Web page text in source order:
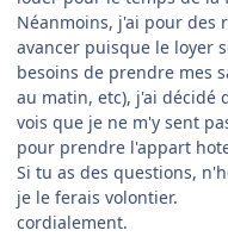
Néanmoins, j'ai pour des
avancer puisque le loyer
besoins de prendre mes
au matin, etc), j'ai décidé
vois que je ne m'y sent
pour prendre l'appart
Si tu as des questions,
je le ferais volontier.
cordialement.